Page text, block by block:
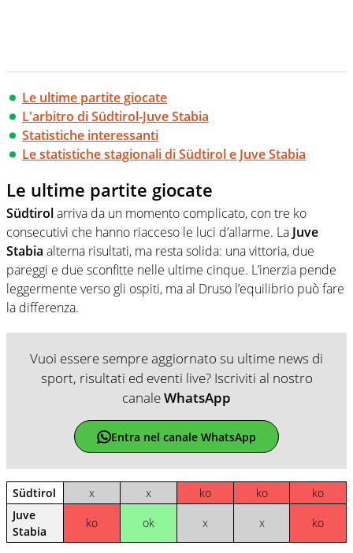
Le ultime partite giocate
L'arbitro di Südtirol-Juve Stabia
Statistiche interessanti
Le statistiche stagionali di Südtirol e Juve Stabia
Le ultime partite giocate
Südtirolarriva da un momento complicato, con tre ko
consecutivi che hanno riacceso le luci d’allarme. La Juve
Stabia alterna risultati, ma resta solida: una vittoria, due
pareggi e due sconfitte nelle ultime cinque. L’inerzia pende
leggermente verso gli ospiti, ma al Druso l’equilibrio può fare
la differenza.
Vuoi essere sempre aggiornato su ultime news di
sport, risultati ed eventi live? Iscriviti al nostro
canaleWhatsApp
Entra nel canale WhatsApp
Südtirol x x ko ko
ko
Juve
Stabia
ko ok x x ko